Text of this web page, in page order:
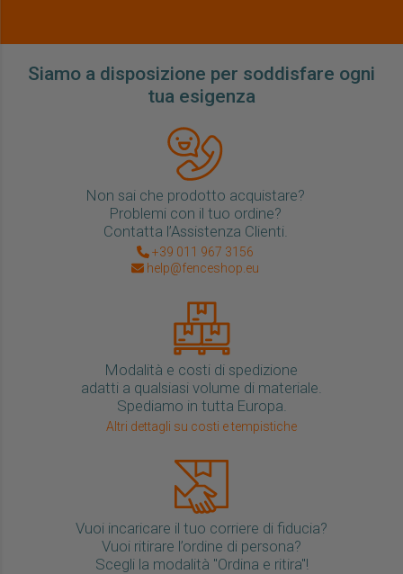
Siamo a disposizione per soddisfare ogni
tua esigenza
Non sai che prodotto acquistare?
Problemi con il tuo ordine?
Contatta l’Assistenza Clienti.
+39 011 967 3156
help@fenceshop.eu
Modalità e costi di spedizione
adatti a qualsiasi volume di materiale.
Spediamo in tutta Europa.
Altri dettagli su costi e tempistiche
Vuoi incaricare il tuo corriere di fiducia?
Vuoi ritirare l’ordine di persona?
Scegli la modalità "Ordina e ritira"!